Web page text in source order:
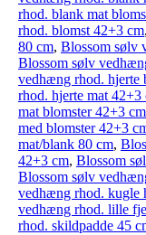
rhod. blank mat
rhod. blomst 42+3 cm,
80 cm, Blossom sølv
Blossom sølv
vedhæng rhod. hjerte
rhod. hjerte mat 42+3
mat blomster 42+3 cm
med blomster 42+3
mat/blank 80 cm,
42+3 cm, Blossom
Blossom sølv
vedhæng rhod. kugle
vedhæng rhod. lille
rhod. skildpadde 45